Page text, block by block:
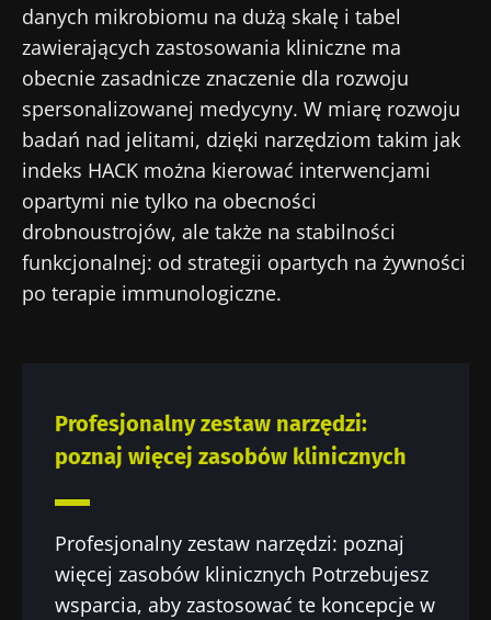
danych mikrobiomu na dużą skalę i tabel
zawierających zastosowania kliniczne ma
obecnie zasadnicze znaczenie dla rozwoju
spersonalizowanej medycyny. W miarę rozwoju
badań nad jelitami, dzięki narzędziom takim jak
indeks HACK można kierować interwencjami
opartymi nie tylko na obecności
drobnoustrojów, ale także na stabilności
funkcjonalnej: od strategii opartych na żywności
po terapie immunologiczne.
Profesjonalny zestaw narzędzi:
poznaj więcej zasobów klinicznych
Profesjonalny zestaw narzędzi: poznaj
więcej zasobów klinicznych Potrzebujesz
wsparcia, aby zastosować te koncepcje w